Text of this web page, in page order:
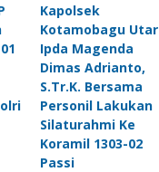
Kapolsek
Kotamobagu
Ipda Magenda
Dimas Adrianto,
S.Tr.K. Bersama
Personil Lakukan
Silaturahmi Ke
Koramil 1303-02
Passi